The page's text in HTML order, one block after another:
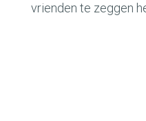
vrienden te zeggen